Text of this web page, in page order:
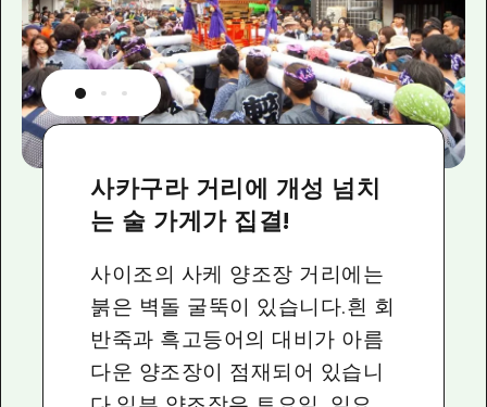
관광 안내 책자
사카구라 거리에 개성 넘치
는 술 가게가 집결!
사이조의 사케 양조장 거리에는
붉은 벽돌 굴뚝이 있습니다.흰 회
반죽과 흑고등어의 대비가 아름
다운 양조장이 점재되어 있습니